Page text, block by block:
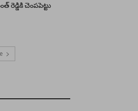
రెడ్డికి చెంపపెట్టు